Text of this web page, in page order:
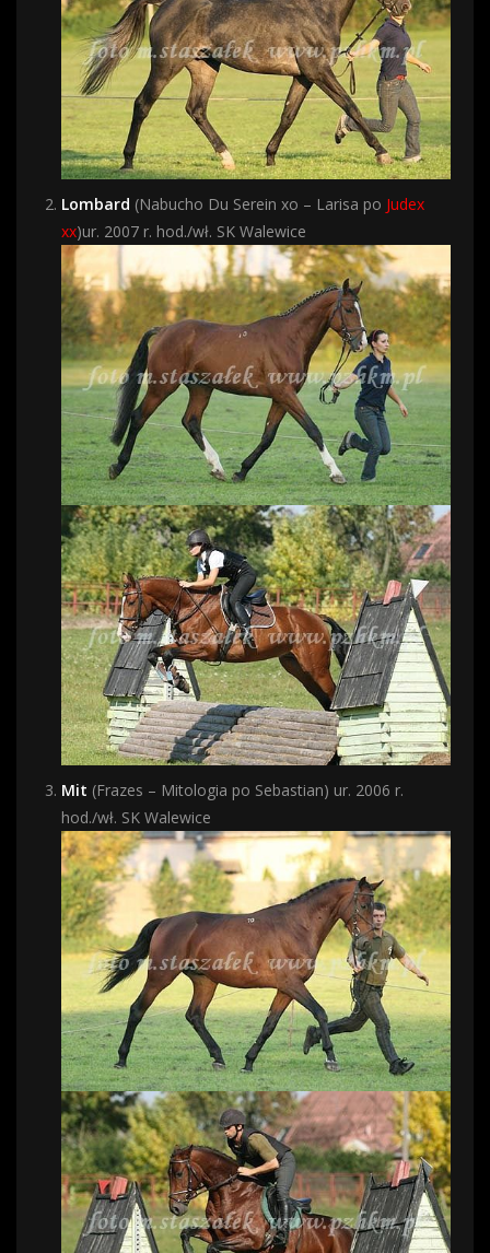
Lombard (Nabucho Du Serein xo – Larisa po Judex
xx)ur. 2007 r. hod./wł. SK Walewice
Mit (Frazes – Mitologia po Sebastian) ur. 2006 r.
hod./wł. SK Walewice